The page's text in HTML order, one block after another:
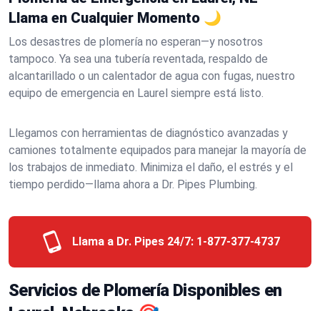
Llama en Cualquier Momento 🌙
Los desastres de plomería no esperan—y nosotros
tampoco. Ya sea una tubería reventada, respaldo de
alcantarillado o un calentador de agua con fugas, nuestro
equipo de emergencia en Laurel siempre está listo.
Llegamos con herramientas de diagnóstico avanzadas y
camiones totalmente equipados para manejar la mayoría de
los trabajos de inmediato. Minimiza el daño, el estrés y el
tiempo perdido—llama ahora a Dr. Pipes Plumbing.
Llama a Dr. Pipes 24/7: 1-877-377-4737
Servicios de Plomería Disponibles en